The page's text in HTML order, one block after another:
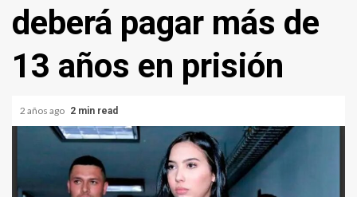
deberá pagar más de
13 años en prisión
2 años ago 2 min read